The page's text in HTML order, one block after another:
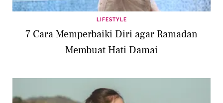
LIFESTYLE
7 Cara Memperbaiki Diri agar Ramadan
Membuat Hati Damai